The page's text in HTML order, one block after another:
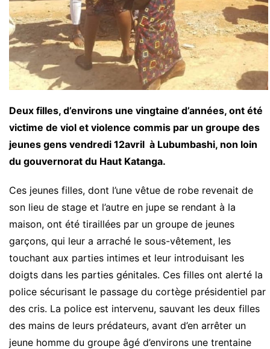
Deux filles, d’environs une vingtaine d’années, ont été
victime de viol et violence commis par un groupe des
jeunes gens vendredi 12avril à Lubumbashi, non loin
du gouvernorat du Haut Katanga.
Ces jeunes filles, dont l’une vêtue de robe revenait de
son lieu de stage et l’autre en jupe se rendant à la
maison, ont été tiraillées par un groupe de jeunes
garçons, qui leur a arraché le sous-vêtement, les
touchant aux parties intimes et leur introduisant les
doigts dans les parties génitales. Ces filles ont alerté la
police sécurisant le passage du cortège présidentiel par
des cris. La police est intervenu, sauvant les deux filles
des mains de leurs prédateurs, avant d’en arrêter un
jeune homme du groupe âgé d’environs une trentaine